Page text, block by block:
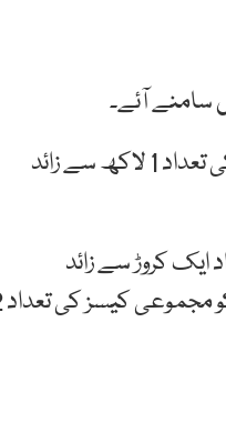
6 مارچ کو دنیا بھر میں کیسز کی تعداد 1 لاکھ سے زائد
ایک کروڑ سے زائد
دنیا